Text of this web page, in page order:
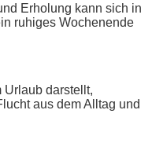
Erholung kann sich in
ruhiges Wochenende
Urlaub darstellt,
aus dem Alltag und